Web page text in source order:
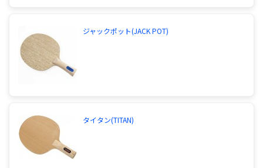
ジャックポット(JACK POT)
タイタン(TITAN)